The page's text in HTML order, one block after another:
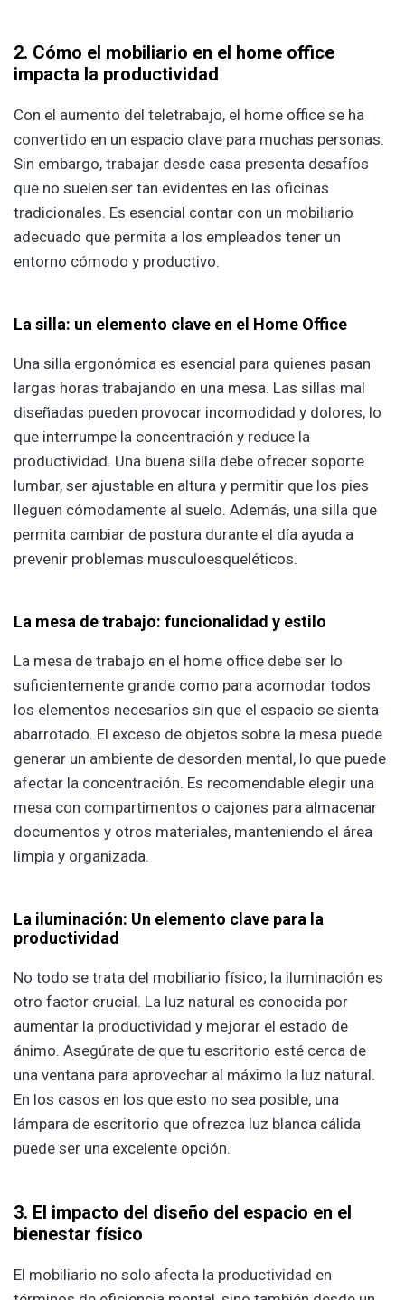
2. Cómo el mobiliario en el home office
impacta la productividad
Con el aumento del teletrabajo, el home office se ha
convertido en un espacio clave para muchas personas.
Sin embargo, trabajar desde casa presenta desafíos
que no suelen ser tan evidentes en las oficinas
tradicionales. Es esencial contar con un mobiliario
adecuado que permita a los empleados tener un
entorno cómodo y productivo.
La silla: un elemento clave en el Home Office
Una silla ergonómica es esencial para quienes pasan
largas horas trabajando en una mesa. Las sillas mal
diseñadas pueden provocar incomodidad y dolores, lo
que interrumpe la concentración y reduce la
productividad. Una buena silla debe ofrecer soporte
lumbar, ser ajustable en altura y permitir que los pies
lleguen cómodamente al suelo. Además, una silla que
permita cambiar de postura durante el día ayuda a
prevenir problemas musculoesqueléticos.
La mesa de trabajo: funcionalidad y estilo
La mesa de trabajo en el home office debe ser lo
suficientemente grande como para acomodar todos
los elementos necesarios sin que el espacio se sienta
abarrotado. El exceso de objetos sobre la mesa puede
generar un ambiente de desorden mental, lo que puede
afectar la concentración. Es recomendable elegir una
mesa con compartimentos o cajones para almacenar
documentos y otros materiales, manteniendo el área
limpia y organizada.
La iluminación: Un elemento clave para la
productividad
No todo se trata del mobiliario físico; la iluminación es
otro factor crucial. La luz natural es conocida por
aumentar la productividad y mejorar el estado de
ánimo. Asegúrate de que tu escritorio esté cerca de
una ventana para aprovechar al máximo la luz natural.
En los casos en los que esto no sea posible, una
lámpara de escritorio que ofrezca luz blanca cálida
puede ser una excelente opción.
3. El impacto del diseño del espacio en el
bienestar físico
El mobiliario no solo afecta la productividad en